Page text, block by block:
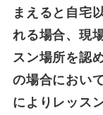
まえると自宅
れる場合、現
スン場所を認
の場合におい
によりレッス